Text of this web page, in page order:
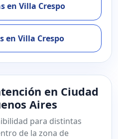
en Villa Crespo
en Villa Crespo
en Ciudad
Aires
para distintas
de la zona de